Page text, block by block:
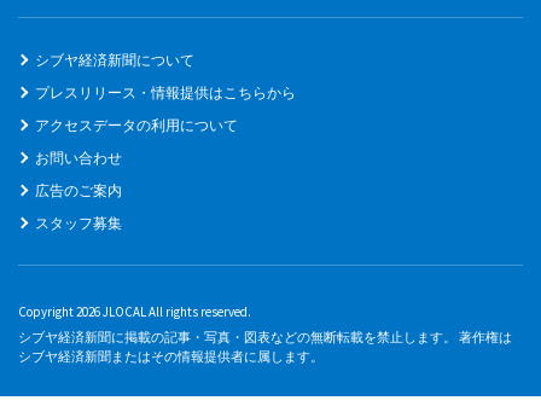
シブヤ経済新聞について
プレスリリース・情報提供はこちらから
アクセスデータの利用について
お問い合わせ
広告のご案内
スタッフ募集
Copyright 2026 JLOCAL All rights reserved.
シブヤ経済新聞に掲載の記事・写真・図表などの無断転載を禁止します。 著作権は
シブヤ経済新聞またはその情報提供者に属します。